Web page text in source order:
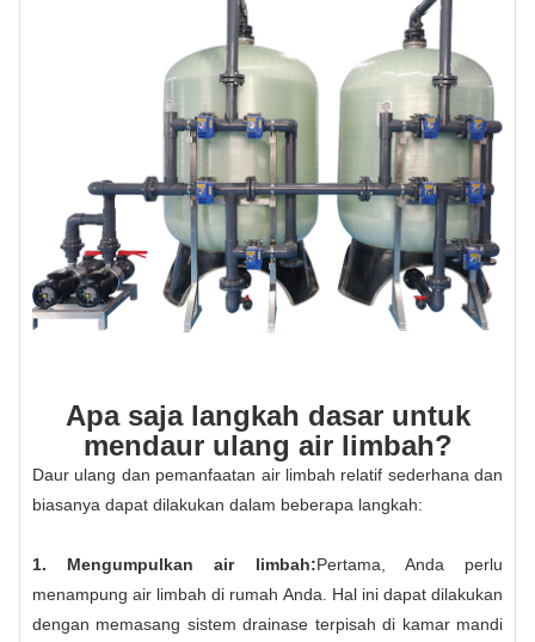
Apa saja langkah dasar untuk
mendaur ulang air limbah?
Daur ulang dan pemanfaatan air limbah relatif sederhana dan
biasanya dapat dilakukan dalam beberapa langkah:
1. Mengumpulkan air limbah:Pertama, Anda perlu
menampung air limbah di rumah Anda. Hal ini dapat dilakukan
dengan memasang sistem drainase terpisah di kamar mandi